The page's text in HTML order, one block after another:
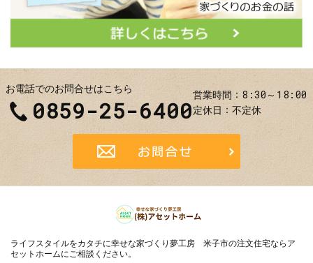
お電話でのお問合せはこちら
0859-25-6400
営業時間 8:30～18:00
定休日 不定休
ライフスタイルをカタチに幸せな家づくり夢工房 米子市の注文住宅ならア
セットホームにご相談ください。